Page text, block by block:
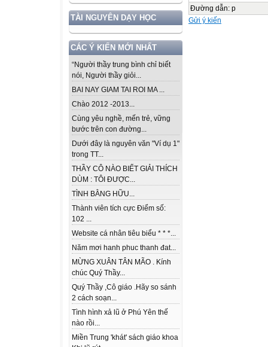
TÀI NGUYÊN DẠY HỌC
CÁC Ý KIẾN MỚI NHẤT
“Người thầy trung bình chỉ biết
nói, Người thầy giỏi...
BAI NAY GIAM TAI ROI MA ...
Chào 2012 -2013...
Cùng yêu nghề, mến trẻ, vững
bước trên con đường...
Dưới đây là nguyên văn "Ví dụ 1"
trong TT...
THẦY CÔ NÀO BIẾT GIẢI THÍCH
DÙM : TÔI ĐƯỢC...
TÌNH BẰNG HỮU...
Thành viên tích cực Điểm số:
102 ...
Website cá nhân tiêu biểu * * *...
Năm mơi hanh phuc thanh đat...
MỪNG XUÂN TÂN MÃO . Kính
chúc Quý Thầy...
Quý Thầy ,Cô giáo .Hãy so sánh
2 cách soạn...
Tình hình xả lũ ở Phú Yên thế
nào rồi...
Miền Trung 'khát' sách giáo khoa
Đường dẫn: p
Gửi ý kiến